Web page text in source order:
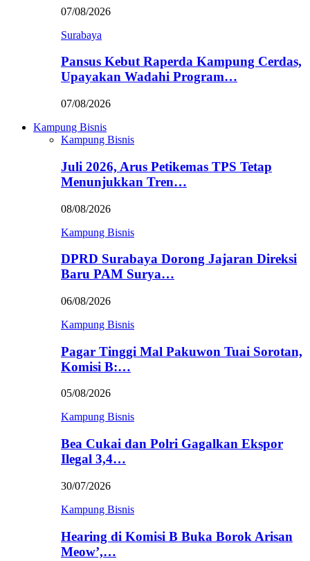
07/08/2026
Surabaya
Pansus Kebut Raperda Kampung Cerdas,
Upayakan Wadahi Program…
07/08/2026
Kampung Bisnis
Kampung Bisnis
Juli 2026, Arus Petikemas TPS Tetap
Menunjukkan Tren…
08/08/2026
Kampung Bisnis
DPRD Surabaya Dorong Jajaran Direksi
Baru PAM Surya…
06/08/2026
Kampung Bisnis
Pagar Tinggi Mal Pakuwon Tuai Sorotan,
Komisi B:…
05/08/2026
Kampung Bisnis
Bea Cukai dan Polri Gagalkan Ekspor
Ilegal 3,4…
30/07/2026
Kampung Bisnis
Hearing di Komisi B Buka Borok Arisan
Meow’,…